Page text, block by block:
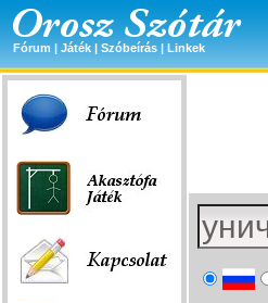
Fórum | Játék | Szóbeírás | Linkek